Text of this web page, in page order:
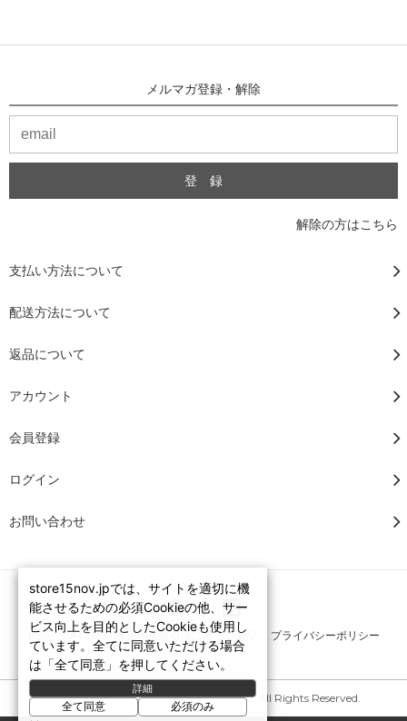
メルマガ登録・解除
解除の方はこちら
支払い方法について
配送方法について
返品について
アカウント
会員登録
ログイン
お問い合わせ
RSS / ATOM 特定商法取引法に基づく表記 プライバシーポリシー
Copyright © 2007-2026 STORE15NOV. All Rights Reserved.
store15nov.jpでは、サイトを適切に機
能させるための必須Cookieの他、サー
ビス向上を目的としたCookieも使用し
ています。全てに同意いただける場合
は「全て同意」を押してください。
詳細
全て同意
必須のみ